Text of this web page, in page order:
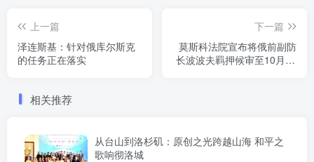
上一篇
泽连斯基：针对俄库尔斯克
的任务正在落实
下一篇
莫斯科法院宣布将俄前副防
长波波夫羁押候审至10月30
相关推荐
从台山到洛杉矶：原创之光跨越山海 和平之
歌响彻洛城